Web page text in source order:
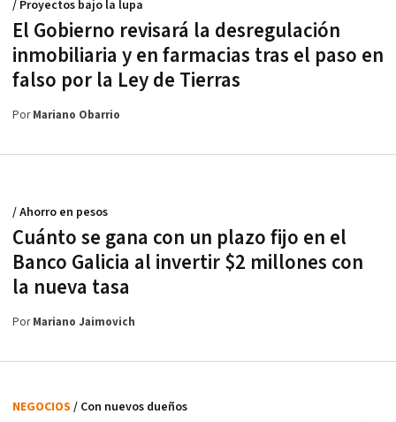
El Gobierno revisará la desregulación
inmobiliaria y en farmacias tras el paso en
falso por la Ley de Tierras
/ Proyectos bajo la lupa
PorMariano Obarrio
Cuánto se gana con un plazo fijo en el
Banco Galicia al invertir $2 millones con
la nueva tasa
/ Ahorro en pesos
PorMariano Jaimovich
NEGOCIOS / Con nuevos dueños